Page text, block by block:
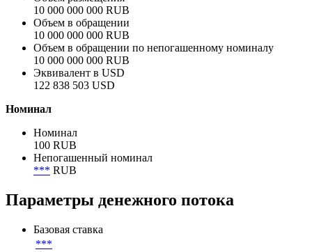
10 000 000 000 RUB
Объем в обращении
10 000 000 000 RUB
Объем в обращении по непогашенному номиналу
10 000 000 000 RUB
Эквивалент в USD
122 838 503 USD
Номинал
Номинал
100 RUB
Непогашенный номинал
*** RUB
Параметры денежного потока
Базовая ставка
***